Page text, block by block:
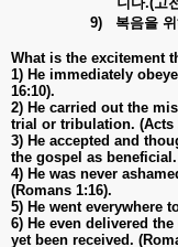
9)
복음을
What is the excitement
1) He immediately
16:10).
2) He carried out the
trial or tribulation. (Acts
3) He accepted and
the gospel as
4) He was never
(Romans 1:16).
5) He went everywhere
6) He even delivered
yet been received.